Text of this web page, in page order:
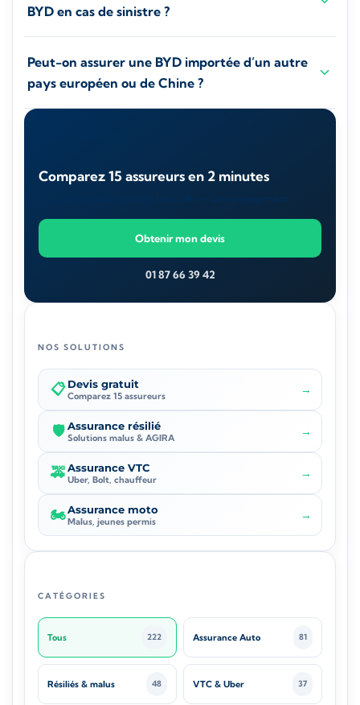
BYD en cas de sinistre ?
Peut-on assurer une BYD importée d’un autre
pays européen ou de Chine ?
Comparez 15 assureurs en 2 minutes
Un courtier vous rappelle sous 24h — sans engagement.
Obtenir mon devis
01 87 66 39 42
NOS SOLUTIONS
📋 Devis gratuit
Comparez 15 assureurs →
🛡️ Assurance résilié
Solutions malus & AGIRA →
🚕Assurance VTC
Uber, Bolt, chauffeur →
🏍️Assurance moto
Malus, jeunes permis →
CATÉGORIES
Tous 222 Assurance Auto 81
Résiliés & malus 48 VTC & Uber 37